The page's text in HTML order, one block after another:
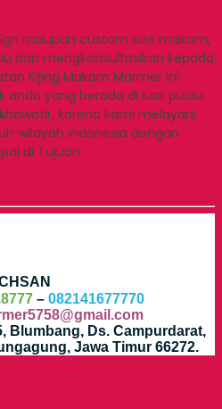
maupun custom size makam,
dan mengkonsultasikan kepada
Kijing Makam Marmer ini
anda yang berada di luar pulau
karena kami melayani
wilayah Indonesia dengan
di Tujuan.
– 082141677770
Blumbang, Ds. Campurdarat,
Jawa Timur 66272.